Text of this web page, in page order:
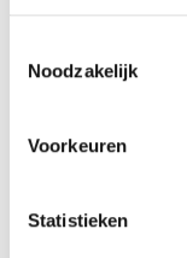
Noodzakelijk
Voorkeuren
Statistieken
proces. Hierbij
vervolgens
verzonden.
middels een
het